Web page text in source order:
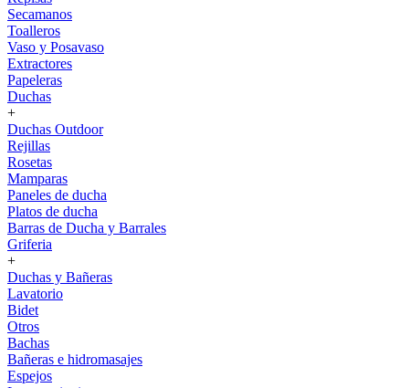
Secamanos
Toalleros
Vaso y Posavaso
Extractores
Papeleras
Duchas
+
Duchas Outdoor
Rejillas
Rosetas
Mamparas
Paneles de ducha
Platos de ducha
Barras de Ducha y Barrales
Griferia
+
Duchas y Bañeras
Lavatorio
Bidet
Otros
Bachas
Bañeras e hidromasajes
Espejos